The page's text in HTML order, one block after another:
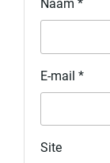
Naam *
E-mail *
Site